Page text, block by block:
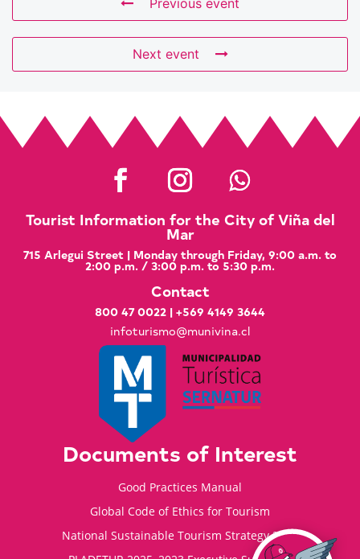
Previous event
Next event
Tourist Information for the City of Viña del
Mar
715 Arlegui Street | Monday through Friday, 9:00 a.m. to
2:00 p.m. / 3:00 p.m. to 5:30 p.m.
Contact
800 47 0022 | +569 4149 3644
infoturismo@munivina.cl
Documents of Interest
Good Practices Manual
Global Code of Ethics for Tourism
National Sustainable Tourism Strategy 2035